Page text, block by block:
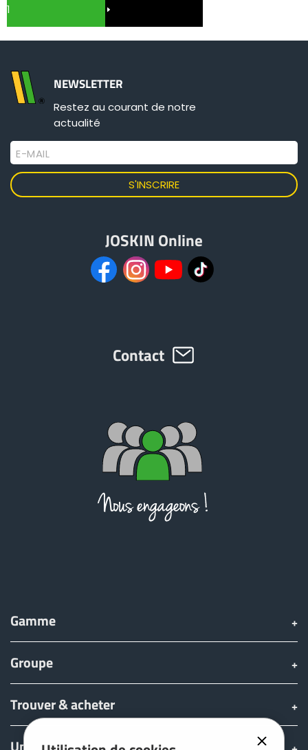
1
NEWSLETTER
Restez au courant de notre
actualité
E-MAIL
JOSKIN Online
Contact
Gamme
Groupe
Trouver & acheter